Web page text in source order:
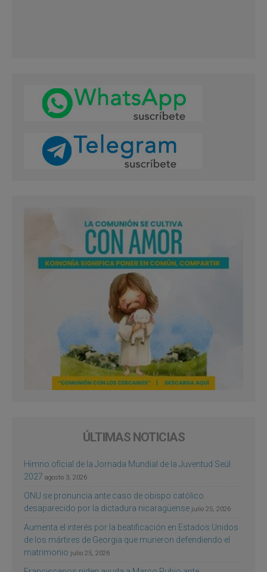
ÚLTIMAS NOTICIAS
Himno oficial de la Jornada Mundial de la Juventud Seúl
2027 agosto 3, 2026
ONU se pronuncia ante caso de obispo católico
desaparecido por la dictadura nicaragüense julio 25, 2026
Aumenta el interés por la beatificación en Estados Unidos
de los mártires de Georgia que murieron defendiendo el
matrimonio julio 25, 2026